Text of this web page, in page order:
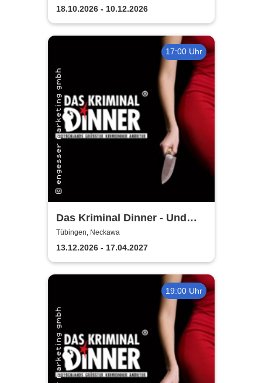
18.10.2026 - 10.12.2026
17:00 Uhr
Das Kriminal Dinner - Und
raus bist du
Tübingen, Neckawa
13.12.2026 - 17.04.2027
19:00 Uhr